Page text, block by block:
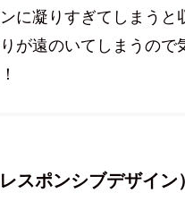
に凝りすぎてしまうと
が遠のいてしまうので
スポンシブデザイン）